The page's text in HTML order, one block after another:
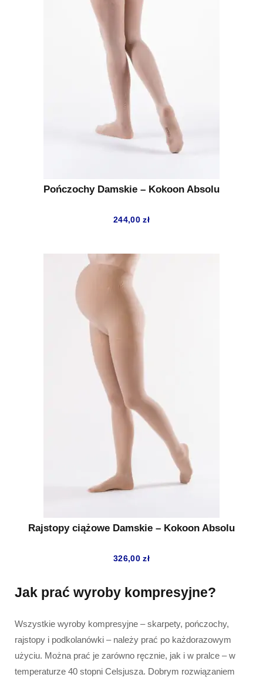
Pończochy Damskie – Kokoon Absolu
244,00zł
Rajstopy ciążowe Damskie – Kokoon Absolu
326,00zł
Jak prać wyroby kompresyjne?
Wszystkie wyroby kompresyjne – skarpety, pończochy,
rajstopy i podkolanówki – należy prać po każdorazowym
użyciu. Można prać je zarówno ręcznie, jak i w pralce – w
temperaturze 40 stopni Celsjusza. Dobrym rozwiązaniem